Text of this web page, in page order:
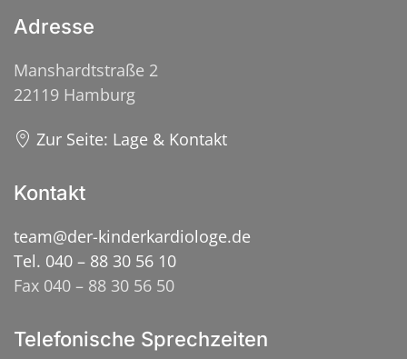
Adresse
Manshardtstraße 2
22119 Hamburg
Zur Seite: Lage & Kontakt
Kontakt
team@der-kinderkardiologe.de
Tel. 040 – 88 30 56 10
Fax 040 – 88 30 56 50
Telefonische Sprechzeiten